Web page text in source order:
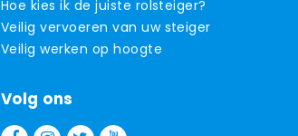
Hoe kies ik de juiste rolsteiger?
Veilig vervoeren van uw steiger
Veilig werken op hoogte
Volg ons